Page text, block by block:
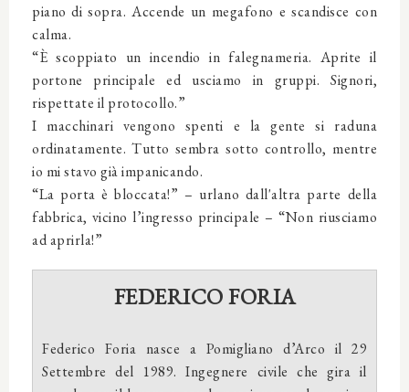
piano di sopra. Accende un megafono e scandisce con
calma.
“È scoppiato un incendio in falegnameria. Aprite il
portone principale ed usciamo in gruppi. Signori,
rispettate il protocollo.”
I macchinari vengono spenti e la gente si raduna
ordinatamente. Tutto sembra sotto controllo, mentre
io mi stavo già impanicando.
“La porta è bloccata!” – urlano dall'altra parte della
fabbrica, vicino l’ingresso principale – “Non riusciamo
ad aprirla!”
FEDERICO FORIA
Federico Foria nasce a Pomigliano d’Arco il 29
Settembre del 1989. Ingegnere civile che gira il